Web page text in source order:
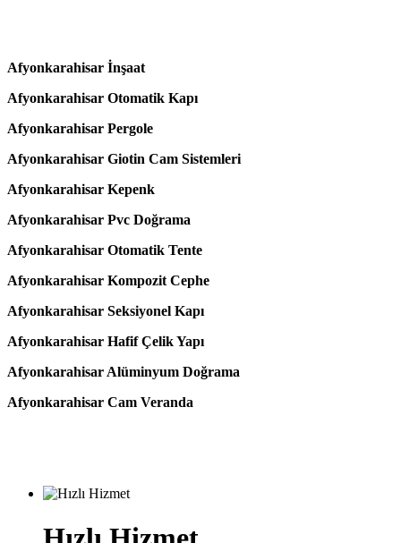
Afyonkarahisar İnşaat
Afyonkarahisar Otomatik Kapı
Afyonkarahisar Pergole
Afyonkarahisar Giotin Cam Sistemleri
Afyonkarahisar Kepenk
Afyonkarahisar Pvc Doğrama
Afyonkarahisar Otomatik Tente
Afyonkarahisar Kompozit Cephe
Afyonkarahisar Seksiyonel Kapı
Afyonkarahisar Hafif Çelik Yapı
Afyonkarahisar Alüminyum Doğrama
Afyonkarahisar Cam Veranda